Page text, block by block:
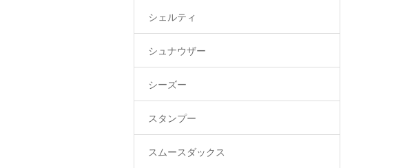
シェルティ
シュナウザー
シーズー
スタンプー
スムースダックス